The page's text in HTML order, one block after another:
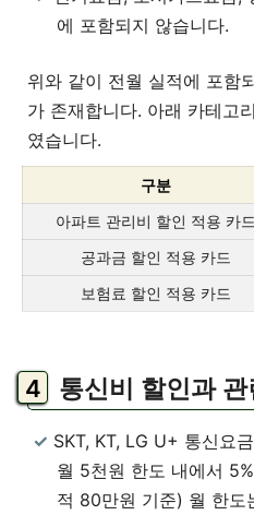
에 포함되지 않습니다.
위와 같이 전월 실적에 포함
가 존재합니다. 아래 카테고
였습니다.
구분
아파트 관리비 할인 적용 카드
공과금 할인 적용 카드
보험료 할인 적용 카드
통신비 할인과 관
SKT, KT, LG U+ 통신요
월 5천원 한도 내에서
적 80만원 기준) 월 한도